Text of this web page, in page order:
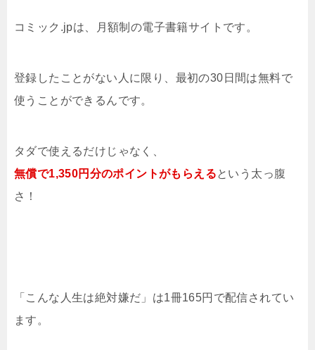
コミック.jpは、月額制の電子書籍サイトです。
登録したことがない人に限り、最初の30日間は無料で
使うことができるんです。
タダで使えるだけじゃなく、
無償で1,350円分のポイントがもらえるという太っ腹
さ！
「こんな人生は絶対嫌だ」は1冊165円で配信されてい
ます。